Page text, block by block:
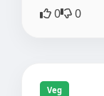
0 0
Veg